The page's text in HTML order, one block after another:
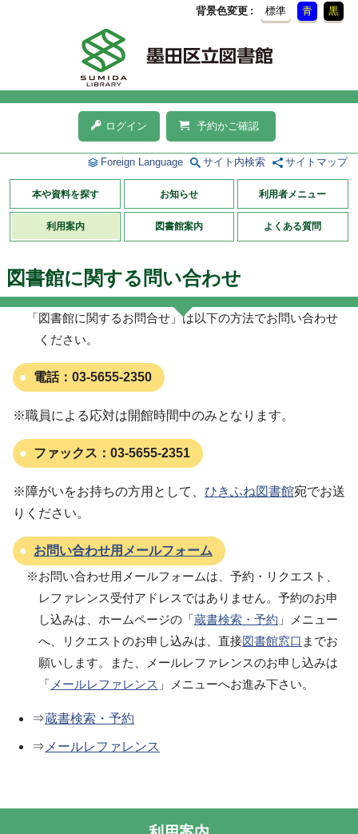
背景色変更 標準 青 黒
ログイン 予約かご確認
Foreign Language サイト内検索 サイトマップ
本や資料を探す お知らせ 利用者メニュー
利用案内 図書館案内 よくある質問
図書館に関する問い合わせ
「図書館に関するお問合せ」は以下の方法でお問い合わせ
ください。
電話： 03-5655-2350
※職員による応対は開館時間中のみとなります。
ファックス： 03-5655-2351
※障がいをお持ちの方用として、 ひきふね図書館宛でお送
りください。
お問い合わせ用メールフォーム
※お問い合わせ用メールフォームは、予約・リクエスト、
レファレンス受付アドレスではありません。予約のお申
し込みは、ホームページの「蔵書検索・予約 」メニュー
へ、リクエストのお申し込みは、直接図書館窓口 までお
願いします。また、メールレファレンスのお申し込みは
「 メールレファレンス 」メニューへお進み下さい。
⇒蔵書検索・予約
⇒ メールレファレンス